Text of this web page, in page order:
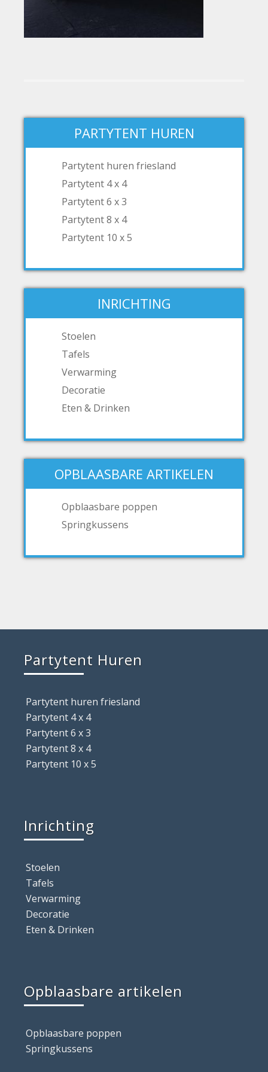
PARTYTENT HUREN
Partytent huren friesland
Partytent 4 x 4
Partytent 6 x 3
Partytent 8 x 4
Partytent 10 x 5
INRICHTING
Stoelen
Tafels
Verwarming
Decoratie
Eten & Drinken
OPBLAASBARE ARTIKELEN
Opblaasbare poppen
Springkussens
Partytent Huren
Partytent huren friesland
Partytent 4 x 4
Partytent 6 x 3
Partytent 8 x 4
Partytent 10 x 5
Inrichting
Stoelen
Tafels
Verwarming
Decoratie
Eten & Drinken
Opblaasbare artikelen
Opblaasbare poppen
Springkussens